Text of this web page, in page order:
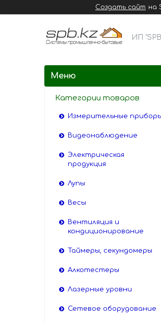
Создать сайт на
ИП
Категории товаров
Измерительные
Видеонаблюдение
Электрическая
продукция
Лупы
Весы
Вентиляция и
кондиционирование
Таймеры, секундомеры
Алкотестеры
Лазерные уровни
Сетевое оборудование